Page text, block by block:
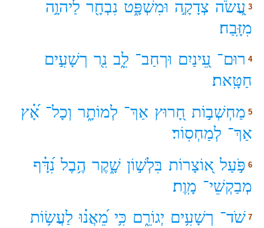
3 עֲ֭שֹׂה צְדָקָ֣ה וּמִשְׁפָּ֑ט נִבְחָ֖ר לַיהוָ֣ה
מִזָּֽבַח׃
4 רוּם־ עֵ֭ינַיִם וּרְחַב־ לֵ֑ב נִ֖ר רְשָׁעִ֣ים
חַטָּֽאת׃
5 מַחְשְׁב֣וֹת חָ֭רוּץ אַךְ־ לְמוֹתָ֑ר וְכָל־ אָ֝֗ץ
אַךְ־ לְמַחְסֽוֹר׃
6 פֹּ֣עַל א֭וֹצָרוֹת בִּלְשׁ֣וֹן שָׁ֑קֶר הֶ֥בֶל נִ֝דָּ֗ף
מְבַקְשֵׁי־ מָֽוֶת׃
7 שֹׁד־ רְשָׁעִ֥ים יְגוֹרֵ֑ם כִּ֥י מֵ֝אֲנ֗וּ לַעֲשׂ֥וֹת